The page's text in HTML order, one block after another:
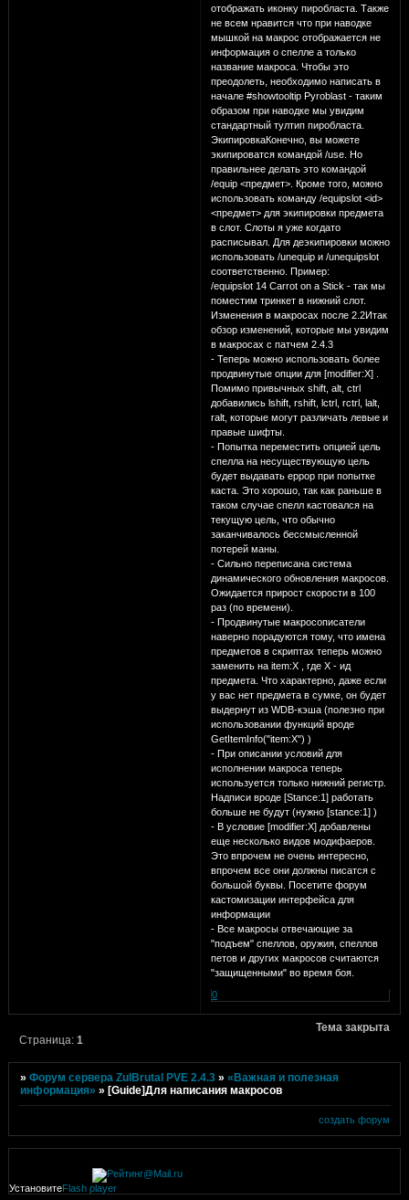
отображать иконку пиробласта. Также
не всем нравится что при наводке
мышкой на макрос отображается не
информация о спелле а только
название макроса. Чтобы это
преодолеть, необходимо написать в
начале #showtooltip Pyroblast - таким
образом при наводке мы увидим
стандартный тултип пиробласта.
ЭкипировкаКонечно, вы можете
экипироватся командой /use. Но
правильнее делать это командой
/equip <предмет>. Кроме того, можно
использовать команду /equipslot <id>
<предмет> для экипировки предмета
в слот. Слоты я уже когдато
расписывал. Для деэкипировки можно
использовать /unequip и /unequipslot
соответственно. Пример:
/equipslot 14 Carrot on a Stick - так мы
поместим тринкет в нижний слот.
Изменения в макросах после 2.2Итак
обзор изменений, которые мы увидим
в макросах с патчем 2.4.3
- Теперь можно использовать более
продвинутые опции для [modifier:X] .
Помимо привычных shift, alt, ctrl
добавились lshift, rshift, lctrl, rctrl, lalt,
ralt, которые могут различать левые и
правые шифты.
- Попытка переместить опцией цель
спелла на несуществующую цель
будет выдавать еррор при попытке
каста. Это хорошо, так как раньше в
таком случае спелл кастовался на
текущую цель, что обычно
заканчивалось бессмысленной
потерей маны.
- Сильно переписана система
динамического обновления макросов.
Ожидается прирост скорости в 100
раз (по времени).
- Продвинутые макросописатели
наверно порадуются тому, что имена
предметов в скриптах теперь можно
заменить на item:X , где Х - ид
предмета. Что характерно, даже если
у вас нет предмета в сумке, он будет
выдернут из WDB-кэша (полезно при
использовании функций вроде
GetItemInfo("item:X") )
- При описании условий для
исполнении макроса теперь
используется только нижний регистр.
Надписи вроде [Stance:1] работать
больше не будут (нужно [stance:1] )
- В условие [modifier:X] добавлены
еще несколько видов модифаеров.
Это впрочем не очень интересно,
впрочем все они должны писатся с
большой буквы. Посетите форум
кастомизации интерфейса для
информации
- Все макросы отвечающие за
"подъем" спеллов, оружия, спеллов
петов и других макросов считаются
"защищенными" во время боя.
0
Тема закрыта
Страница:1
»Форум сервера ZulBrutal PVE 2.4.3 »«Важная и полезная
информация» » [Guide]Для написания макросов
создать форум
УстановитеFlash player